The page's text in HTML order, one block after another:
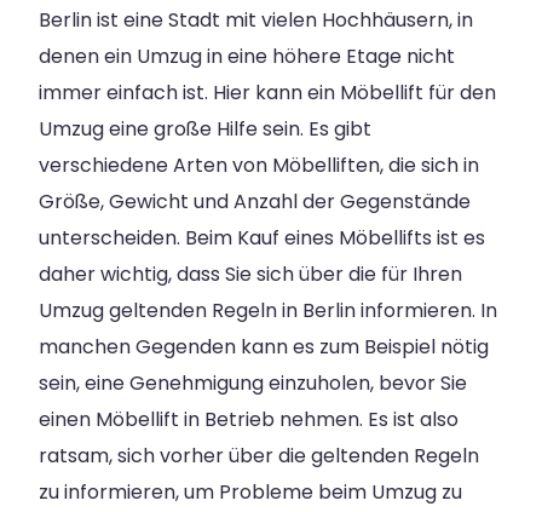
Berlin ist eine Stadt mit vielen Hochhäusern, in
denen ein Umzug in eine höhere Etage nicht
immer einfach ist. Hier kann ein Möbellift für den
Umzug eine große Hilfe sein. Es gibt
verschiedene Arten von Möbelliften, die sich in
Größe, Gewicht und Anzahl der Gegenstände
unterscheiden. Beim Kauf eines Möbellifts ist es
daher wichtig, dass Sie sich über die für Ihren
Umzug geltenden Regeln in Berlin informieren. In
manchen Gegenden kann es zum Beispiel nötig
sein, eine Genehmigung einzuholen, bevor Sie
einen Möbellift in Betrieb nehmen. Es ist also
ratsam, sich vorher über die geltenden Regeln
zu informieren, um Probleme beim Umzug zu